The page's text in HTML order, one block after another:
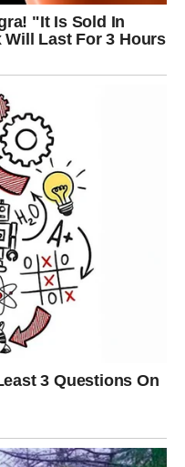
nego što želite
dolazi vrijeme kada će
što već jeste.
ne možete
će vas naučiti da